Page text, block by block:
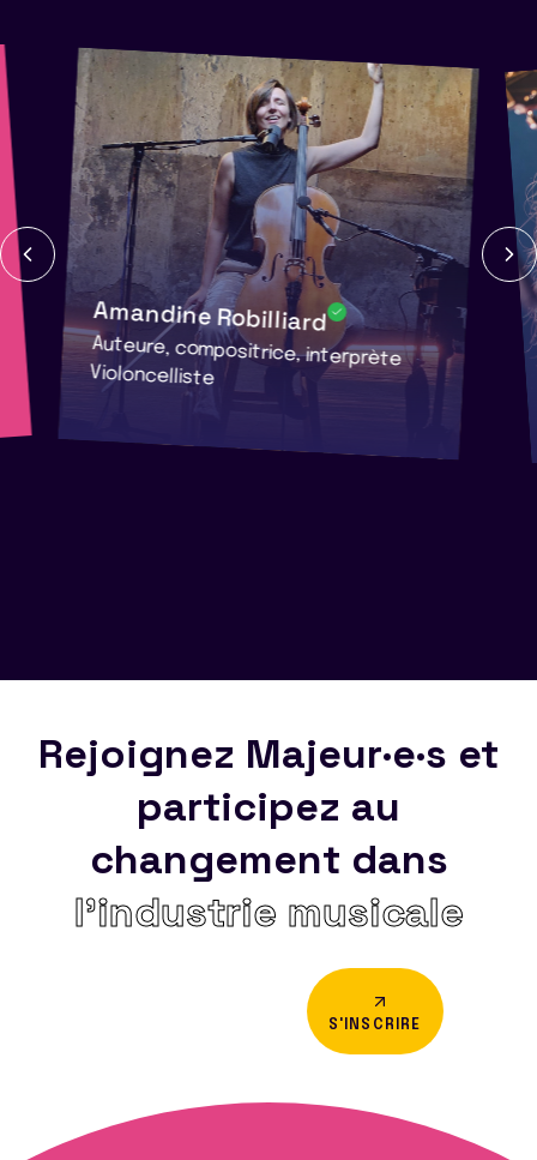
Amandine Robilliard
Auteure, compositrice, interprète
Violoncelliste
Rejoignez Majeur·e·s et
participez au
changement dans
l’industrie musicale
S'INSCRIRE